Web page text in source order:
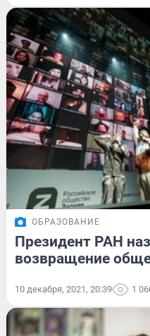
ОБРАЗОВАНИЕ
Президент РАН
возвращение
10 декабря, 2021, 20:39 1